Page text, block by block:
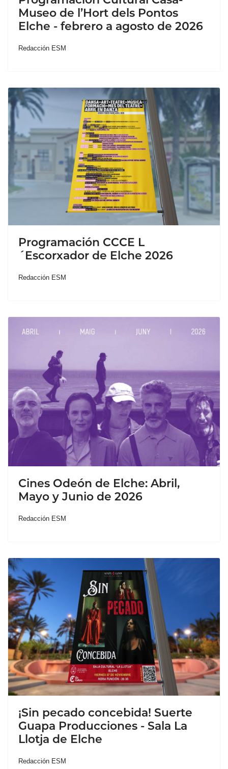
Museo de l’Hort dels Pontos
Elche - febrero a agosto de 2026
Redacción ESM
Programación CCCE L
´Escorxador de Elche 2026
Redacción ESM
Cines Odeón de Elche: Abril,
Mayo y Junio de 2026
Redacción ESM
¡Sin pecado concebida! Suerte
Guapa Producciones - Sala La
Llotja de Elche
Redacción ESM